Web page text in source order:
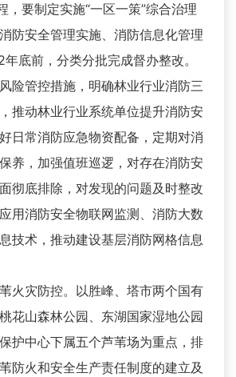
，要制定实施“一区一策”综合治理
防安全管理实施、消防信息化管理
底前，分类分批完成督办整改。
险管控措施，明确林业行业消防三
推动林业行业系统单位提升消防安
日常消防应急物资配备，定期对消
养，加强值班巡逻，对存在消防安
彻底排除，对发现的问题及时整改
用消防安全物联网监测、消防大数
技术，推动建设基层消防网格信息
苇火灾防控。以胜峰、塔市两个国有
花山森林公园、东湖国家湿地公园
护中心下属五个芦苇场为重点，排
防火和安全生产责任制度的建立及